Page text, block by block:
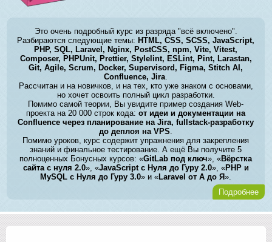
Это очень подробный курс из разряда "всё включено".
Разбираются следующие темы: HTML, CSS, SCSS, JavaScript,
PHP, SQL, Laravel, Nginx, PostCSS, npm, Vite, Vitest,
Composer, PHPUnit, Prettier, Stylelint, ESLint, Pint, Larastan,
Git, Agile, Scrum, Docker, Supervisord, Figma, Stitch AI,
Confluence, Jira.
Рассчитан и на новичков, и на тех, кто уже знаком с основами,
но хочет освоить полный цикл разработки.
Помимо самой теории, Вы увидите пример создания Web-
проекта на 20 000 строк кода:от идеи и документации на
Confluence через планирование на Jira, fullstack-разработку
до деплоя на VPS.
Помимо уроков, курс содержит упражнения для закрепления
знаний и финальное тестирование. А ещё Вы получите 5
полноценных Бонусных курсов: «GitLab под ключ», «Вёрстка
сайта с нуля 2.0», «JavaScript с Нуля до Гуру 2.0», «PHP и
MySQL с Нуля до Гуру 3.0» и «Laravel от А до Я».
Подробнее